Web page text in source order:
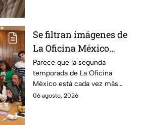
Se filtran imágenes de
La Oficina México
temporada 2 y un
detalle desata teorías
entre los fans
Parece que la segunda
temporada de La Oficina
México está cada vez más
cerca, pues el elenco ya se
06 agosto, 2026